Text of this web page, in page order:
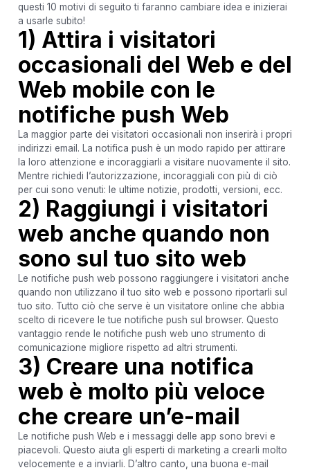
questi 10 motivi di seguito ti faranno cambiare idea e inizierai
a usarle subito!
1) Attira i visitatori
occasionali del Web e del
Web mobile con le
notifiche push Web
La maggior parte dei visitatori occasionali non inserirà i propri
indirizzi email. La notifica push è un modo rapido per attirare
la loro attenzione e incoraggiarli a visitare nuovamente il sito.
Mentre richiedi l’autorizzazione, incoraggiali con più di ciò
per cui sono venuti: le ultime notizie, prodotti, versioni, ecc.
2) Raggiungi i visitatori
web anche quando non
sono sul tuo sito web
Le notifiche push web possono raggiungere i visitatori anche
quando non utilizzano il tuo sito web e possono riportarli sul
tuo sito. Tutto ciò che serve è un visitatore online che abbia
scelto di ricevere le tue notifiche push sul browser. Questo
vantaggio rende le notifiche push web uno strumento di
comunicazione migliore rispetto ad altri strumenti.
3) Creare una notifica
web è molto più veloce
che creare un’e-mail
Le notifiche push Web e i messaggi delle app sono brevi e
piacevoli. Questo aiuta gli esperti di marketing a crearli molto
velocemente e a inviarli. D’altro canto, una buona e-mail